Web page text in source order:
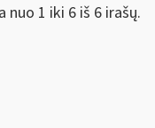
nuo 1 iki 6 iš 6 irašų.